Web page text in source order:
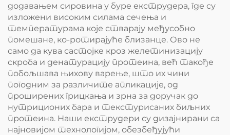
додавањем сировина у буре екструдера, где су
изложени високим силама сечења и
температурама које стварају међусобно
помешане, ко-ротирајуће близанце. Ово не
само да кува састојке кроз желетинизацију
скроба и денатурацију протеина, већ такође
побољшава њихову варење, што их чини
погодним за различите апликације, од
проширених грицкања и зрна за доручак до
нутриционих бара и текстурисаних биљних
протеина. Наши екструдери су дизајнирани са
најновијом технологијом, обезбеђујући